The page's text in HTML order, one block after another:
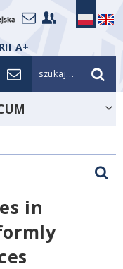
A+
szukaj...
in